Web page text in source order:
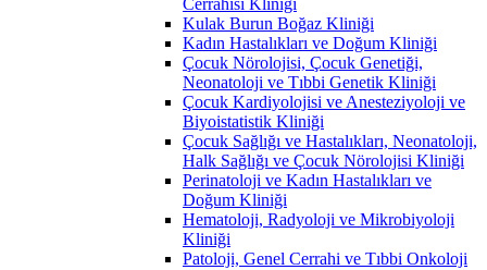
Kulak Burun Boğaz Kliniği
Kadın Hastalıkları ve Doğum Kliniği
Çocuk Nörolojisi, Çocuk Genetiği,
Neonatoloji ve Tıbbi Genetik Kliniği
Çocuk Kardiyolojisi ve Anesteziyoloji ve
Biyoistatistik Kliniği
Çocuk Sağlığı ve Hastalıkları, Neonatoloji,
Halk Sağlığı ve Çocuk Nörolojisi Kliniği
Perinatoloji ve Kadın Hastalıkları ve
Doğum Kliniği
Hematoloji, Radyoloji ve Mikrobiyoloji
Kliniği
Patoloji, Genel Cerrahi ve Tıbbi Onkoloji